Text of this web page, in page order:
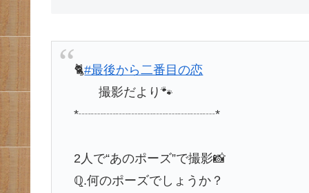
🐈#最後から二番目の恋
撮影だより🐾
*┈┈┈┈┈┈┈┈┈┈┈*
2人で“あのポーズ”で撮影📸
ℚ.何のポーズでしょうか？